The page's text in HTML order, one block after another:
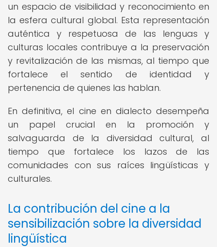
un espacio de visibilidad y reconocimiento en
la esfera cultural global. Esta representación
auténtica y respetuosa de las lenguas y
culturas locales contribuye a la preservación
y revitalización de las mismas, al tiempo que
fortalece el sentido de identidad y
pertenencia de quienes las hablan.
En definitiva, el cine en dialecto desempeña
un papel crucial en la promoción y
salvaguarda de la diversidad cultural, al
tiempo que fortalece los lazos de las
comunidades con sus raíces lingüísticas y
culturales.
La contribución del cine a la
sensibilización sobre la diversidad
lingüística